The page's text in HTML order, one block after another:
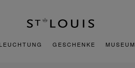
GESCHENKE MUSEUM